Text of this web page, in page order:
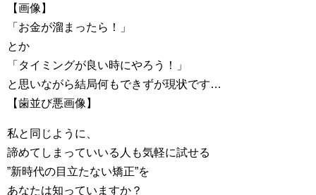
【画像】
「お金が溜まったら！」
とか
「タイミングが良い時にやろう！」
と思いながら結局何もできずが現状です…
【歯並び悪画像】
私と同じように、
諦めてしまっていいる人も気軽に試せる
”新時代の目立たない矯正”を
あなたは知っていますか？